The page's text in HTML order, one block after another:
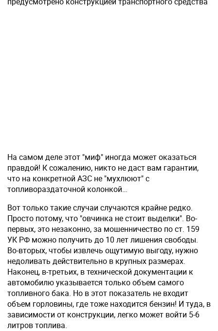
На самом деле этот "миф" иногда может оказаться
правдой! К сожалению, никто не даст вам гарантии,
что на конкретной АЗС не "мухлюют" с
топливораздаточной колонкой…
Вот только такие случаи случаются крайне редко.
Просто потому, что "овчинка не стоит выделки". Во-
первых, это незаконно, за мошенничество по ст. 159
УК РФ можно получить до 10 лет лишения свободы.
Во-вторых, чтобы извлечь ощутимую выгоду, нужно
недоливать действительно в крупных размерах.
Наконец, в-третьих, в технической документации к
автомобилю указывается только объем самого
топливного бака. Но в этот показатель не входит
объем горловины, где тоже находится бензин! И туда, в
зависимости от конструкции, легко может войти 5-6
литров топлива.